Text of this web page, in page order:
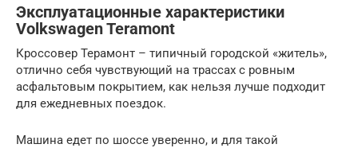
Эксплуатационные характеристики
Volkswagen Teramont
Кроссовер Терамонт – типичный городской «житель»,
отлично себя чувствующий на трассах с ровным
асфальтовым покрытием, как нельзя лучше подходит
для ежедневных поездок.
Машина едет по шоссе уверенно, и для такой